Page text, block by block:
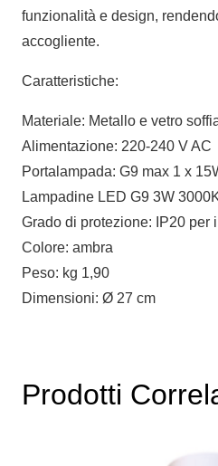
funzionalità e design,
accogliente.
Caratteristiche:
Materiale: Metallo e vetro
Alimentazione: 220-240 V AC
Portalampada: G9 max 1 x
Lampadine LED G9 3W
Grado di protezione: IP20 per
Colore: ambra
Peso: kg 1,90
Dimensioni: Ø 27 cm
Prodotti